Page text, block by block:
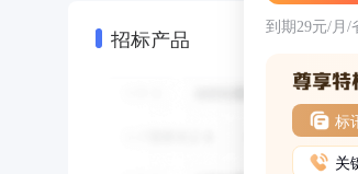
招标产品 到期29元/月/
标
关